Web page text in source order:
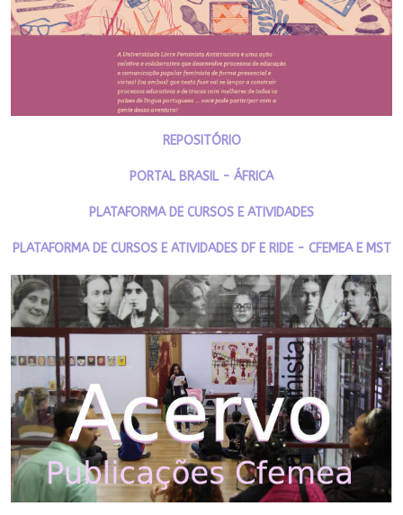
REPOSITÓRIO
PORTAL BRASIL - ÁFRICA
PLATAFORMA DE CURSOS E ATIVIDADES
PLATAFORMA DE CURSOS E ATIVIDADES DF E RIDE - CFEMEA E MST